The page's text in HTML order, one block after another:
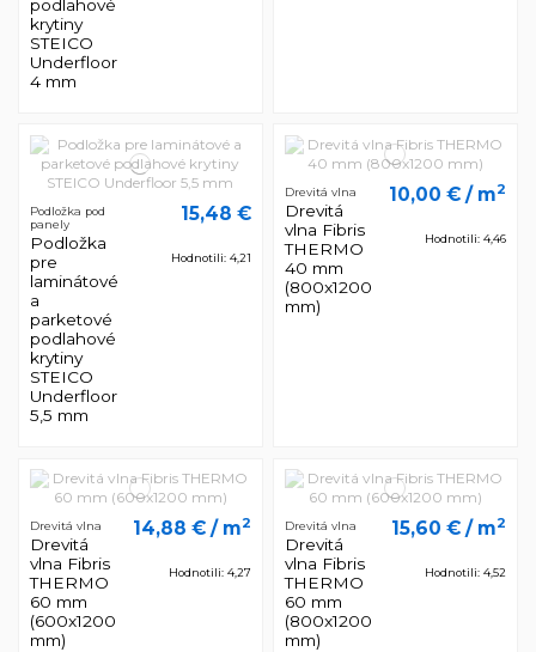
podlahové
krytiny
STEICO
Underfloor
4 mm
Podložka pod
panely
Podložka
pre
laminátové
a
parketové
podlahové
krytiny
STEICO
Underfloor
5,5 mm
15,48 €
Hodnotili: 4,21
Drevitá vlna
Drevitá
vlna Fibris
THERMO
40 mm
(800x1200
mm)
10,00 € / m2
Hodnotili: 4,46
Drevitá vlna
Drevitá
vlna Fibris
THERMO
60 mm
(600x1200
mm)
14,88 € / m2
Hodnotili: 4,27
Drevitá vlna
Drevitá
vlna Fibris
THERMO
60 mm
(800x1200
mm)
15,60 € / m2
Hodnotili: 4,52